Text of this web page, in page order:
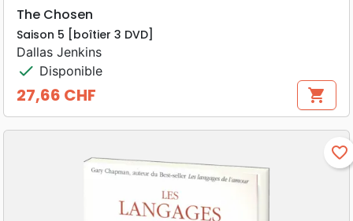
The Chosen
Saison 5 [boîtier 3 DVD]
Dallas Jenkins
check Disponible
Prix
27,66 CHF shopping_cart
favorite_border